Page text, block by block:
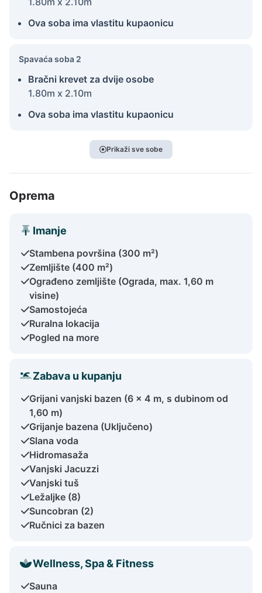
Ova soba ima vlastitu kupaonicu
Spavaća soba 2
Bračni krevet za dvije osobe
1.80m x 2.10m
Ova soba ima vlastitu kupaonicu
Prikaži sve sobe
Oprema
Imanje
Stambena površina (300 m²)
Zemljište (400 m²)
Ograđeno zemljište (Ograda, max. 1,60 m
visine)
Samostojeća
Ruralna lokacija
Pogled na more
Zabava u kupanju
Grijani vanjski bazen (6 x 4 m, s dubinom od
1,60 m)
Grijanje bazena (Uključeno)
Slana voda
Hidromasaža
Vanjski Jacuzzi
Vanjski tuš
Ležaljke (8)
Suncobran (2)
Ručnici za bazen
Wellness, Spa & Fitness
Sauna